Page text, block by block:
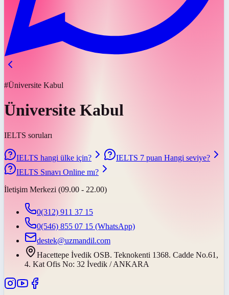
#Üniversite Kabul
Üniversite Kabul
IELTS soruları
IELTS hangi ülke için?
IELTS 7 puan Hangi seviye?
IELTS Sınavı Online mı?
İletişim Merkezi (09.00 - 22.00)
0(312) 911 37 15
0(546) 855 07 15 (WhatsApp)
destek@uzmandil.com
Hacettepe İvedik OSB. Teknokenti 1368. Cadde No.61,
4. Kat Ofis No: 32 İvedik / ANKARA